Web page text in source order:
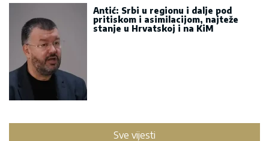
Antić: Srbi u regionu i dalje pod
pritiskom i asimilacijom, najteže
stanje u Hrvatskoj i na KiM
Sve vijesti